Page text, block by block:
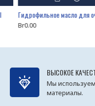
Br0.00
ВЫСОКОЕ
Мы
материалы.